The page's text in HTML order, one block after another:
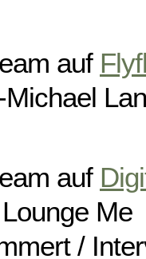
auf
auf
Me
/